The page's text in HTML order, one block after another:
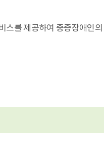
를 제공하여 중증장애인